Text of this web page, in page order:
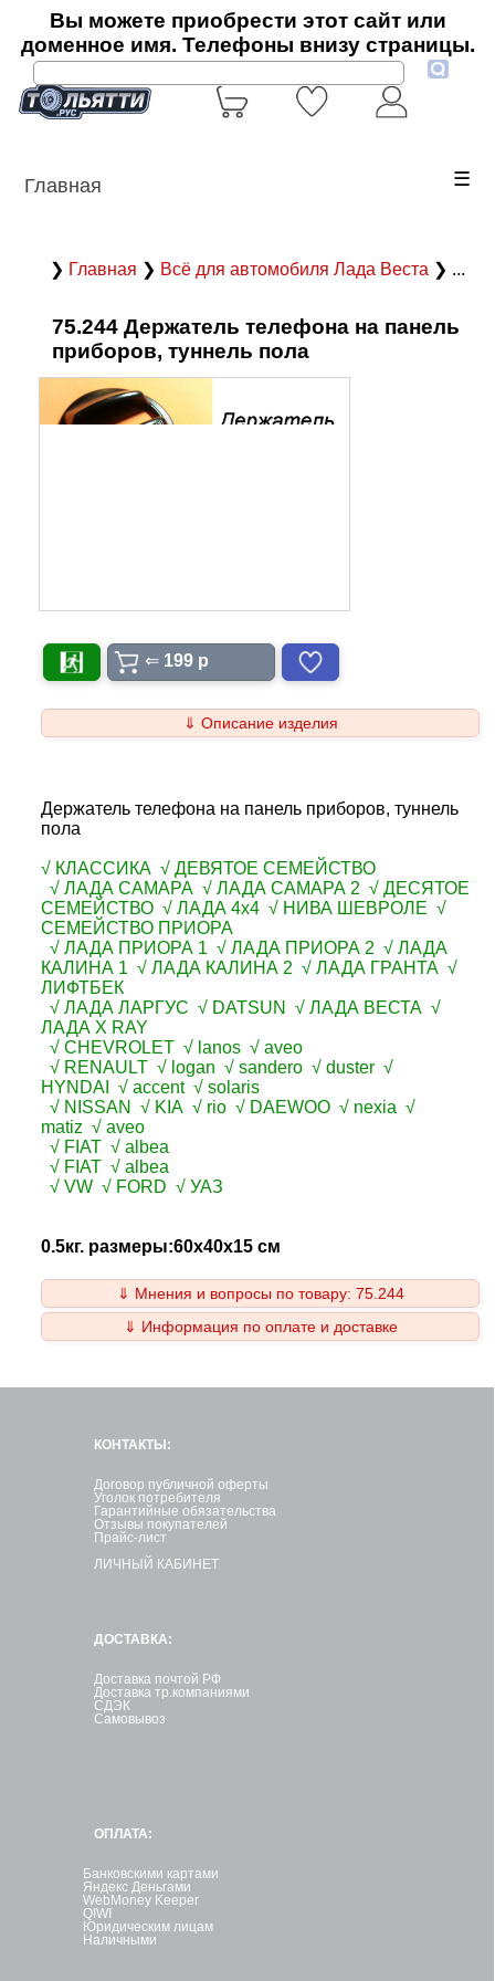
Вы можете приобрести этот сайт или
доменное имя. Телефоны внизу страницы.
Главная ☰
❯ Главная ❯ Всё для автомобиля Лада Веста ❯ ...
75.244 Держатель телефона на панель
приборов, туннель пола
⇐ 199 p
⇓ Описание изделия
Держатель телефона на панель приборов, туннель
пола
√ КЛАССИКА √ ДЕВЯТОЕ СЕМЕЙСТВО
√ ЛАДА САМАРА √ ЛАДА САМАРА 2 √ ДЕСЯТОЕ
СЕМЕЙСТВО √ ЛАДА 4х4 √ НИВА ШЕВРОЛЕ √
СЕМЕЙСТВО ПРИОРА
√ ЛАДА ПРИОРА 1 √ ЛАДА ПРИОРА 2 √ ЛАДА
КАЛИНА 1 √ ЛАДА КАЛИНА 2 √ ЛАДА ГРАНТА √
ЛИФТБЕК
√ ЛАДА ЛАРГУС √ DATSUN √ ЛАДА ВЕСТА √
ЛАДА X RAY
√ CHEVROLET √ lanos √ aveo
√ RENAULT √ logan √ sandero √ duster √
HYNDAI √ accent √ solaris
√ NISSAN √ KIA √ rio √ DAEWOO √ nexia √
matiz √ aveo
√ FIAT √ albea
√ FIAT √ albea
√ VW √ FORD √ УАЗ
0.5кг. размеры:60x40x15 см
⇓ Мнения и вопросы по товару: 75.244
⇓ Информация по оплате и доставке
КОНТАКТЫ:
Договор публичной оферты
Уголок потребителя
Гарантийные обязательства
Отзывы покупателей
Прайс-лист
ЛИЧНЫЙ КАБИНЕТ
ДОСТАВКА:
Доставка почтой РФ
Доставка тр.компаниями
СДЭК
Самовывоз
ОПЛАТА:
Банковскими картами
Яндекс Деньгами
WebMoney Keeper
QIWI
Юридическим лицам
Наличными